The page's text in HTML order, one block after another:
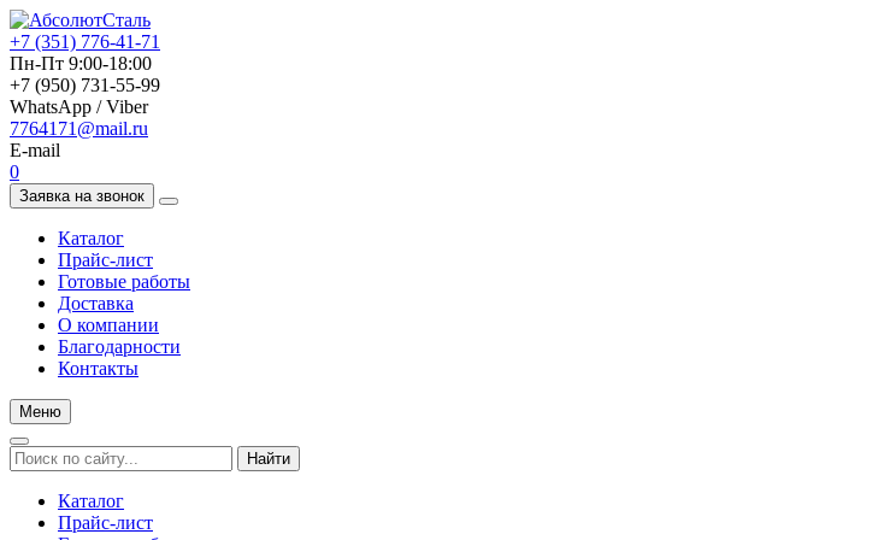
+7 (351) 776-41-71
Пн-Пт 9:00-18:00
+7 (950) 731-55-99
WhatsApp / Viber
7764171@mail.ru
E-mail
0
Заявка на звонок
Каталог
Прайс-лист
Готовые работы
Доставка
О компании
Благодарности
Контакты
Меню
Найти
Каталог
Прайс-лист